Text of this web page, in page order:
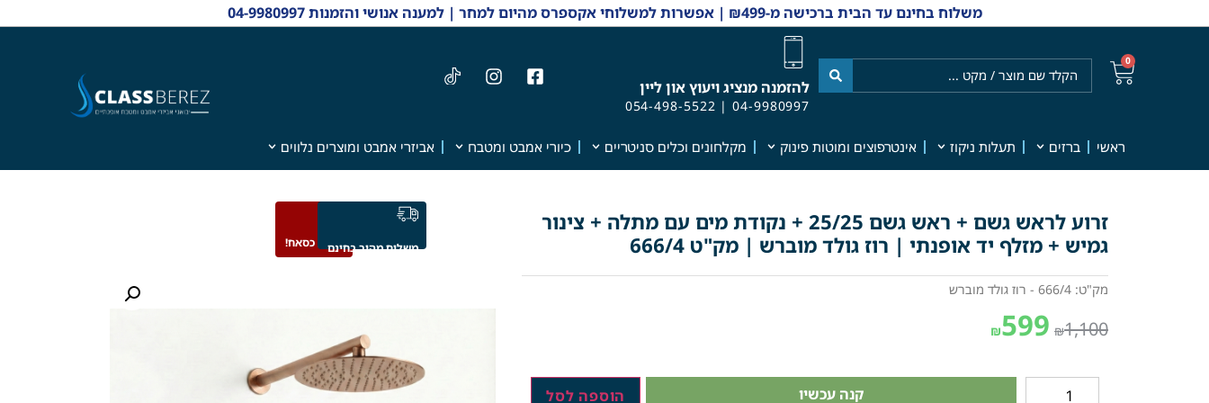
משלוח בחינם עד הבית ברכישה מ-₪499 | אפשרות למשלוחי אקספרס מהיום למחר | למענה אנושי והזמנות 04-9980997
0
להזמנה מנציג ויעוץ און ליין
04-9980997
|
054-498-5522
ראשי ברזים תעלות ניקוז אינטרפוצים ומוטות פינוק מקלחונים וכלים סניטריים כיורי אמבט ומטבח אביזרי אמבט ומוצרים נלווים
זרוע לראש גשם + ראש גשם 25/25 + נקודת מים עם מתלה + צינור
גמיש + מזלף יד אופנתי | רוז גולד מוברש | מק"ט 666/4
מק"ט: 666/4 - רוז גולד מוברש
₪1,100
₪599
קנה עכשיו הוספה לסל
מבצע כסאח!משלוח מהיר בחינם